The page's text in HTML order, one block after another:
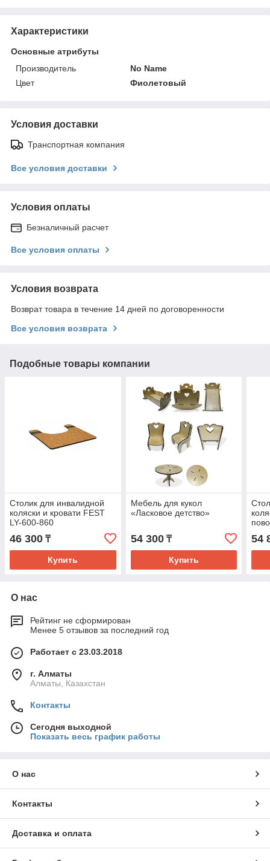
Характеристики
Основные атрибуты
Производитель
No Name
Цвет
Фиолетовый
Условия доставки
Транспортная компания
Все условия доставки
Условия оплаты
Безналичный расчет
Все условия оплаты
Условия возврата
Возврат товара в течение 14 дней по договоренности
Все условия возврата
Подобные товары компании
Столик для инвалидной
коляски и кровати FEST
LY-600-860
46 300 ₸
Купить
Мебель для кукол
«Ласковое детство»
54 300₸
Купить
54
О нас
Рейтинг не сформирован
Менее 5 отзывов за последний год
Работает с 23.03.2018
г. Алматы
Алматы, Казахстан
Контакты
Сегодня выходной
Показать весь график работы
О нас
Контакты
Доставка и оплата